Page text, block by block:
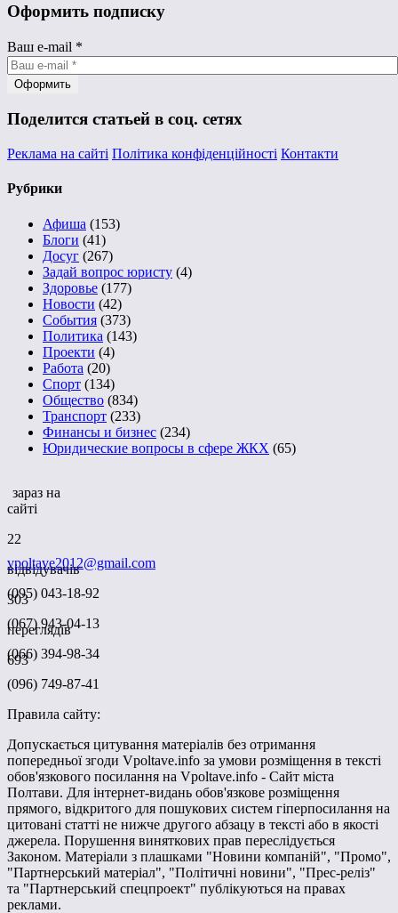
Оформить подписку
Ваш e-mail *
Поделится статьей в соц. сетях
Реклама на сайті Політика конфіденційності Контакти
Рубрики
Афиша (153)
Блоги (41)
Досуг (267)
Задай вопрос юристу (4)
Здоровье (177)
Новости (42)
События (373)
Политика (143)
Проекти (4)
Работа (20)
Спорт (134)
Общество (834)
Транспорт (233)
Финансы и бизнес (234)
Юридические вопросы в сфере ЖКХ (65)
зараз на
сайті
22
відвідувачів
303
переглядів
693
vpoltave2012@gmail.com
(095) 043-18-92
(067) 943-04-13
(066) 394-98-34
(096) 749-87-41
Правила сайту:
Допускається цитування матеріалів без отримання
попередньої згоди Vpoltave.info за умови розміщення в тексті
обов'язкового посилання на Vpoltave.info - Сайт міста
Полтави. Для інтернет-видань обов'язкове розміщення
прямого, відкритого для пошукових систем гіперпосилання на
цитовані статті не нижче другого абзацу в тексті або в якості
джерела. Порушення виняткових прав переслідується
Законом. Матеріали з плашками "Новини компаній", "Промо",
"Партнерський матеріал", "Політичні новини", "Прес-реліз"
та "Партнерський спецпроект" публікуються на правах
реклами.